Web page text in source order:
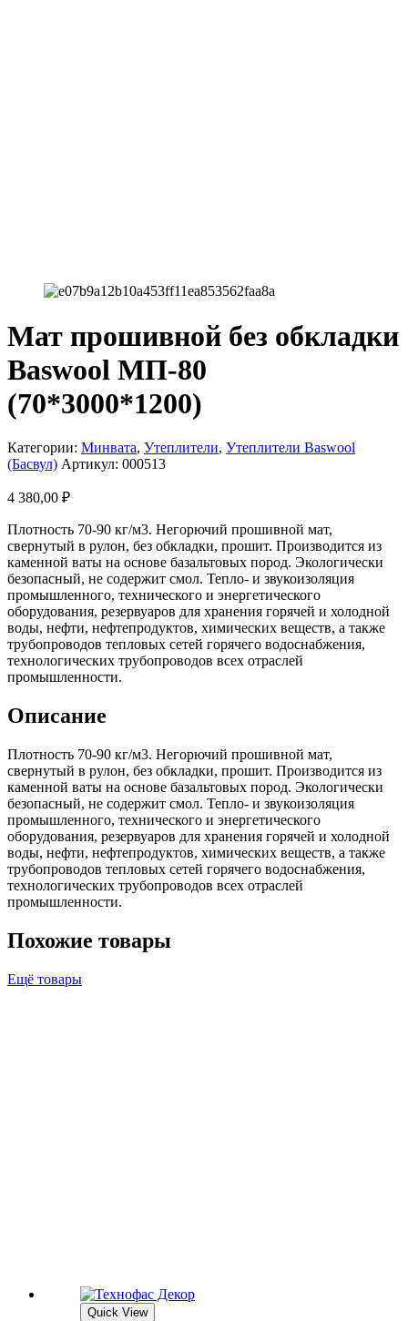
Мат прошивной без обкладки
Baswool МП-80
(70*3000*1200)
Категории: Минвата, Утеплители, Утеплители Baswool
(Басвул) Артикул: 000513
4 380,00 ₽
Плотность 70-90 кг/м3. Негорючий прошивной мат,
свернутый в рулон, без обкладки, прошит. Производится из
каменной ваты на основе базальтовых пород. Экологически
безопасный, не содержит смол. Тепло- и звукоизоляция
промышленного, технического и энергетического
оборудования, резервуаров для хранения горячей и холодной
воды, нефти, нефтепродуктов, химических веществ, а также
трубопроводов тепловых сетей горячего водоснабжения,
технологических трубопроводов всех отраслей
промышленности.
Описание
Плотность 70-90 кг/м3. Негорючий прошивной мат,
свернутый в рулон, без обкладки, прошит. Производится из
каменной ваты на основе базальтовых пород. Экологически
безопасный, не содержит смол. Тепло- и звукоизоляция
промышленного, технического и энергетического
оборудования, резервуаров для хранения горячей и холодной
воды, нефти, нефтепродуктов, химических веществ, а также
трубопроводов тепловых сетей горячего водоснабжения,
технологических трубопроводов всех отраслей
промышленности.
Похожие товары
Ещё товары
Quick View